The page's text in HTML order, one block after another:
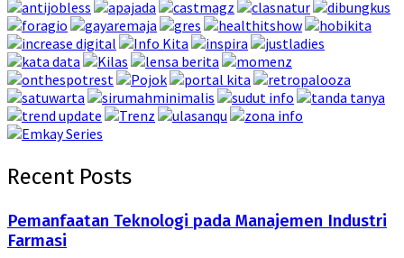
Recent Posts
Pemanfaatan Teknologi pada Manajemen Industri
Farmasi